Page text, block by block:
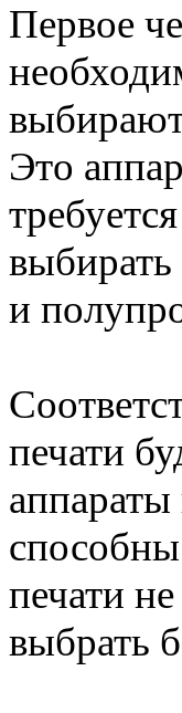
Первое
Это
и
печати
способны
печати
выбрать